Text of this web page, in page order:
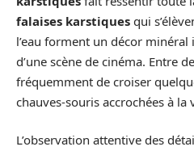
falaises karstiques qui
l’eau forment un décor
d’une scène de cinéma. Entre
fréquemment de croiser
chauves-souris accrochées à la
L’observation attentive des